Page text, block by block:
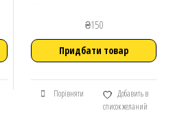
₴150
Придбати товар
Порівняти
Добавить в
список желаний